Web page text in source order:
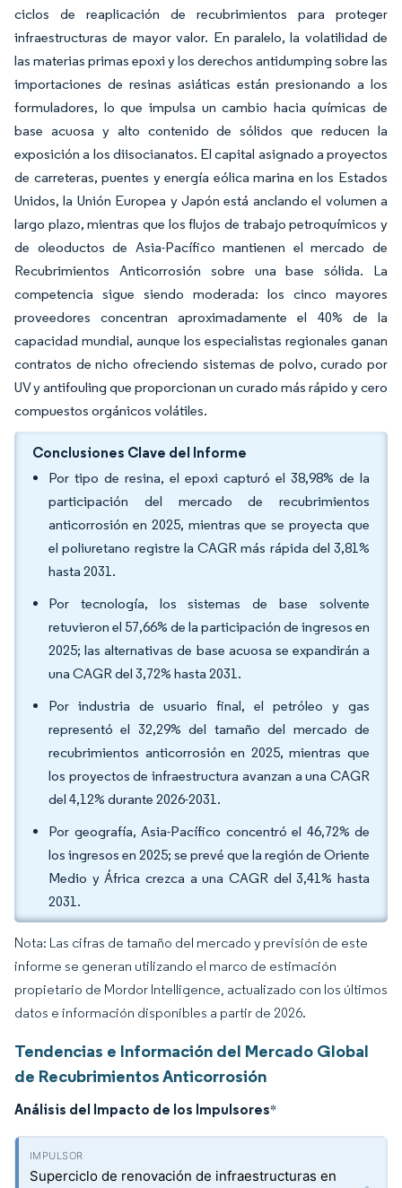
ciclos de reaplicación de recubrimientos para proteger
infraestructuras de mayor valor. En paralelo, la volatilidad de
las materias primas epoxi y los derechos antidumping sobre las
importaciones de resinas asiáticas están presionando a los
formuladores, lo que impulsa un cambio hacia químicas de
base acuosa y alto contenido de sólidos que reducen la
exposición a los diisocianatos. El capital asignado a proyectos
de carreteras, puentes y energía eólica marina en los Estados
Unidos, la Unión Europea y Japón está anclando el volumen a
largo plazo, mientras que los flujos de trabajo petroquímicos y
de oleoductos de Asia-Pacífico mantienen el mercado de
Recubrimientos Anticorrosión sobre una base sólida. La
competencia sigue siendo moderada: los cinco mayores
proveedores concentran aproximadamente el 40% de la
capacidad mundial, aunque los especialistas regionales ganan
contratos de nicho ofreciendo sistemas de polvo, curado por
UV y antifouling que proporcionan un curado más rápido y cero
compuestos orgánicos volátiles.
Conclusiones Clave del Informe
Por tipo de resina, el epoxi capturó el 38,98% de la
participación del mercado de recubrimientos
anticorrosión en 2025, mientras que se proyecta que
el poliuretano registre la CAGR más rápida del 3,81%
hasta 2031.
Por tecnología, los sistemas de base solvente
retuvieron el 57,66% de la participación de ingresos en
2025; las alternativas de base acuosa se expandirán a
una CAGR del 3,72% hasta 2031.
Por industria de usuario final, el petróleo y gas
representó el 32,29% del tamaño del mercado de
recubrimientos anticorrosión en 2025, mientras que
los proyectos de infraestructura avanzan a una CAGR
del 4,12% durante 2026-2031.
Por geografía, Asia-Pacífico concentró el 46,72% de
los ingresos en 2025; se prevé que la región de Oriente
Medio y África crezca a una CAGR del 3,41% hasta
2031.
Nota: Las cifras de tamaño del mercado y previsión de este
informe se generan utilizando el marco de estimación
propietario de Mordor Intelligence, actualizado con los últimos
datos e información disponibles a partir de 2026.
Tendencias e Información del Mercado Global
de Recubrimientos Anticorrosión
Análisis del Impacto de los Impulsores*
Superciclo de renovación de infraestructuras en